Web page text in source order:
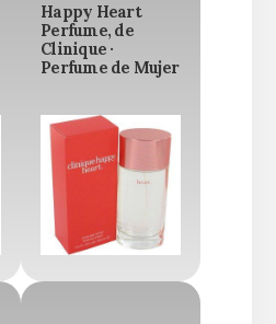
Happy Heart
Perfume, de
Clinique ·
Perfume de Mujer